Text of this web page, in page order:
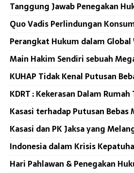
Tanggung Jawab Penegakan
Quo Vadis Perlindungan
Perangkat Hukum dalam
Main Hakim Sendiri sebuah
KUHAP Tidak Kenal Putusan
KDRT : Kekerasan Dalam
Kasasi terhadap Putusan Bebas
Kasasi dan PK Jaksa yang
Indonesia dalam Krisis
Hari Pahlawan & Penegakan